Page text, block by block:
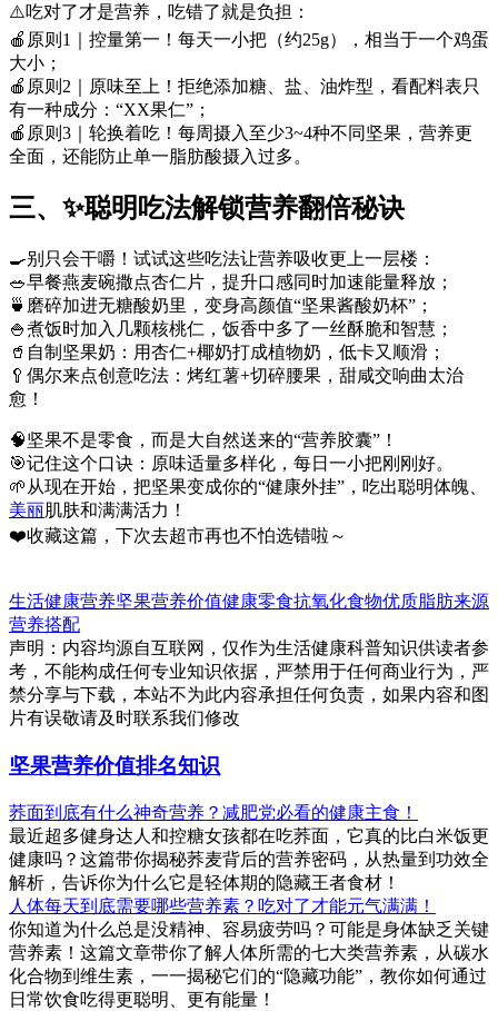
⚠️吃对了才是营养，吃错了就是负担：
🍎原则1｜控量第一！每天一小把（约25g），相当于一个鸡蛋
大小；
🍎原则2｜原味至上！拒绝添加糖、盐、油炸型，看配料表只
有一种成分：“XX果仁”；
🍎原则3｜轮换着吃！每周摄入至少3~4种不同坚果，营养更
全面，还能防止单一脂肪酸摄入过多。
三、✨聪明吃法解锁营养翻倍秘诀
🍳别只会干嚼！试试这些吃法让营养吸收更上一层楼：
🥗早餐燕麦碗撒点杏仁片，提升口感同时加速能量释放；
🍵磨碎加进无糖酸奶里，变身高颜值“坚果酱酸奶杯”；
🍚煮饭时加入几颗核桃仁，饭香中多了一丝酥脆和智慧；
🥤自制坚果奶：用杏仁+椰奶打成植物奶，低卡又顺滑；
🥄偶尔来点创意吃法：烤红薯+切碎腰果，甜咸交响曲太治
愈！
🧠坚果不是零食，而是大自然送来的“营养胶囊”！
🎯记住这个口诀：原味适量多样化，每日一小把刚刚好。
🌱从现在开始，把坚果变成你的“健康外挂”，吃出聪明体魄、
美丽肌肤和满满活力！
❤️收藏这篇，下次去超市再也不怕选错啦～
生活健康营养坚果营养价值健康零食抗氧化食物优质脂肪来源
营养搭配
声明：内容均源自互联网，仅作为生活健康科普知识供读者参
考，不能构成任何专业知识依据，严禁用于任何商业行为，严
禁分享与下载，本站不为此内容承担任何负责，如果内容和图
片有误敬请及时联系我们修改
坚果营养价值排名知识
荞面到底有什么神奇营养？减肥党必看的健康主食！
最近超多健身达人和控糖女孩都在吃荞面，它真的比白米饭更
健康吗？这篇带你揭秘荞麦背后的营养密码，从热量到功效全
解析，告诉你为什么它是轻体期的隐藏王者食材！
人体每天到底需要哪些营养素？吃对了才能元气满满！
你知道为什么总是没精神、容易疲劳吗？可能是身体缺乏关键
营养素！这篇文章带你了解人体所需的七大类营养素，从碳水
化合物到维生素，一一揭秘它们的“隐藏功能”，教你如何通过
日常饮食吃得更聪明、更有能量！